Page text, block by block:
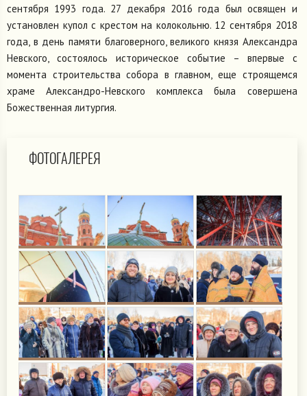
сентября 1993 года. 27 декабря 2016 года был освящен и
установлен купол с крестом на колокольню. 12 сентября 2018
года, в день памяти благоверного, великого князя Александра
Невского, состоялось историческое событие – впервые с
момента строительства собора в главном, еще строящемся
храме Александро-Невского комплекса была совершена
Божественная литургия.
ФОТОГАЛЕРЕЯ